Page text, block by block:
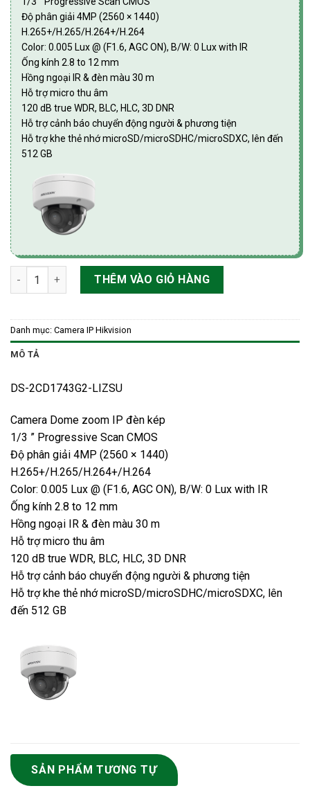
Độ phân giải 4MP (2560 × 1440)
H.265+/H.265/H.264+/H.264
Color: 0.005 Lux @ (F1.6, AGC ON), B/W: 0 Lux with IR
Ống kính 2.8 to 12 mm
Hồng ngoại IR & đèn màu 30 m
Hỗ trợ micro thu âm
120 dB true WDR, BLC, HLC, 3D DNR
Hỗ trợ cảnh báo chuyển động người & phương tiện
Hỗ trợ khe thẻ nhớ microSD/microSDHC/microSDXC, lên đến
512 GB
Camera Dome zoom IP đèn kép 4.0MP HIKvision DS-
THÊM VÀO GIỎ HÀNG
Danh mục: Camera IP Hikvision
MÔ TẢ
DS-2CD1743G2-LIZSU
Camera Dome zoom IP đèn kép
1/3 ” Progressive Scan CMOS
Độ phân giải 4MP (2560 × 1440)
H.265+/H.265/H.264+/H.264
Color: 0.005 Lux @ (F1.6, AGC ON), B/W: 0 Lux with IR
Ống kính 2.8 to 12 mm
Hồng ngoại IR & đèn màu 30 m
Hỗ trợ micro thu âm
120 dB true WDR, BLC, HLC, 3D DNR
Hỗ trợ cảnh báo chuyển động người & phương tiện
Hỗ trợ khe thẻ nhớ microSD/microSDHC/microSDXC, lên
đến 512 GB
SẢN PHẨM TƯƠNG TỰ